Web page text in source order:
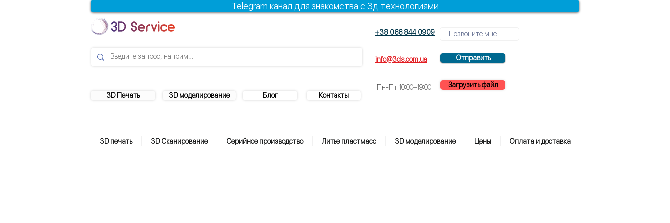
Telegram канал для знакомства с 3д технологиями
3D Печать 3D моделирование Блог Контакты
+38 066 844 0909
info@3ds.com.ua Отправить
Пн-Пт10:00–19:00 Загрузить файл
3D печать 3D Сканирование Серийное производство Литье пластмасс 3D моделирование Цены Оплата и доставка